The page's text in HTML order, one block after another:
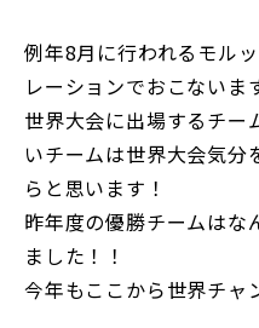
例年8月に行われるモル
レーションでおこないま
世界大会に出場するチー
いチームは世界大会気分
らと思います！
昨年度の優勝チームはな
ました！！
今年もここから世界チャ